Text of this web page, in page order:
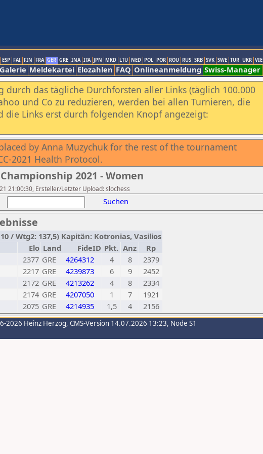
ESP FAI FIN FRA GER GRE INA ITA JPN MKD LTU NED POL POR ROU RUS SRB SVK SWE TUR UKR VIE
Meldekartei Elozahlen FAQ Onlineanmeldung Swiss-Manager
durch das tägliche Durchforsten aller Links (täglich 100.000
und Co zu reduzieren, werden bei allen Turnieren, die
die Links erst durch folgenden Knopf angezeigt:
by Anna Muzychuk for the rest of the tournament
2021 Health Protocol.
2021 - Women
21:00:30, Ersteller/Letzter Upload: slochess
Suchen
/ Wtg2: 137,5) Kapitän: Kotronias, Vasilios
Elo Land FideID Pkt. Anz
Rp
2377 GRE 4264312 4 8
2379
2217 GRE 4239873 6 9
2452
2172 GRE 4213262 4 8
2334
2174 GRE 4207050 1 7
1921
2075 GRE 4214935 1,5 4 2156
2026 Heinz Herzog, CMS-Version 14.07.2026 13:23, Node S1